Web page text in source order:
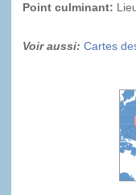
Point culminant:
Voir aussi: Cartes